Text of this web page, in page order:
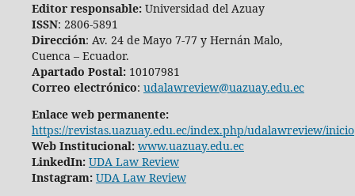
Editor responsable:Universidad del Azuay
ISSN: 2806-5891
Dirección: Av. 24 de Mayo 7-77 y Hernán Malo,
Cuenca – Ecuador.
Apartado Postal:10107981
Correo electrónico: udalawreview@uazuay.edu.ec
Enlace web permanente:
https://revistas.uazuay.edu.ec/index.php/udalawreview/inicio
Web Institucional: www.uazuay.edu.ec
LinkedIn: UDA Law Review
Instagram: UDA Law Review